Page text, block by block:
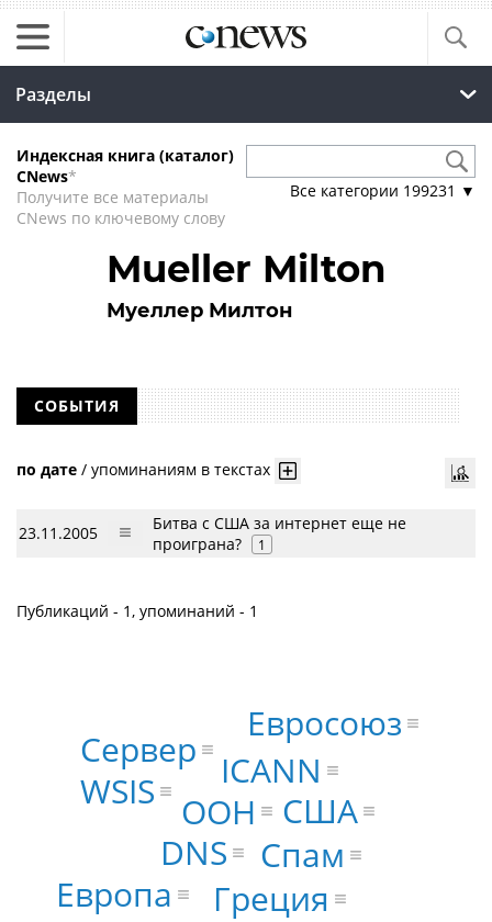
Разделы
Индексная книга (каталог)
CNews*
Получите все материалы
CNews по ключевому слову
Все категории 199231 ▼
Mueller Milton
Муеллер Милтон
СОБЫТИЯ
по дате / упоминаниям в текстах
23.11.2005
Битва с США за интернет еще не
проиграна?
1
Публикаций - 1, упоминаний - 1
ООН
ICANN
DNS
Сервер
Спам
США
Евросоюз
Европа Греция
WSIS